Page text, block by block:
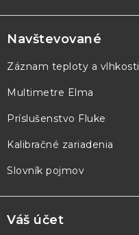
á
p
ä
e
Navštevované
Záznam teploty a vlhkosti
Multimetre Elma
Príslušenstvo Fluke
Kalibračné zariadenia
Slovník pojmov
Váš účet